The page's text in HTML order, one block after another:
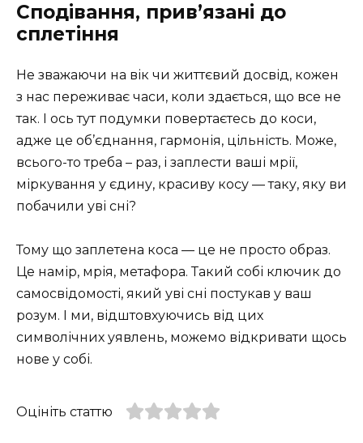
Сподівання, прив’язані до
сплетіння
Не зважаючи на вік чи життєвий досвід, кожен
з нас переживає часи, коли здається, що все не
так. І ось тут подумки повертаєтесь до коси,
адже це об’єднання, гармонія, цільність. Може,
всього-то треба – раз, і заплести ваші мрії,
міркування у єдину, красиву косу — таку, яку ви
побачили уві сні?
Тому що заплетена коса — це не просто образ.
Це намір, мрія, метафора. Такий собі ключик до
самосвідомості, який уві сні постукав у ваш
розум. І ми, відштовхуючись від цих
символічних уявлень, можемо відкривати щось
нове у собі.
Оцініть статтю